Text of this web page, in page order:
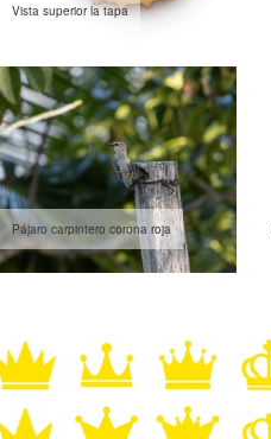
Vista superior la tapa
Pájaro carpintero corona roja